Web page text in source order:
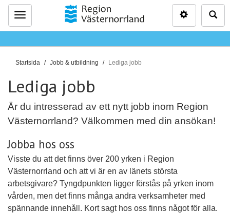
Meny
D
ä
h
ä
r
:
Startsida Jobb & utbildning Lediga jobb
Lediga jobb
Är du intresserad av ett nytt jobb inom Region
Västernorrland? Välkommen med din ansökan!
Jobba hos oss
Visste du att det finns över 200 yrken i Region
Västernorrland och att vi är en av länets största
arbetsgivare? Tyngdpunkten ligger förstås på yrken inom
vården, men det finns många andra verksamheter med
spännande innehåll. Kort sagt hos oss finns något för alla.